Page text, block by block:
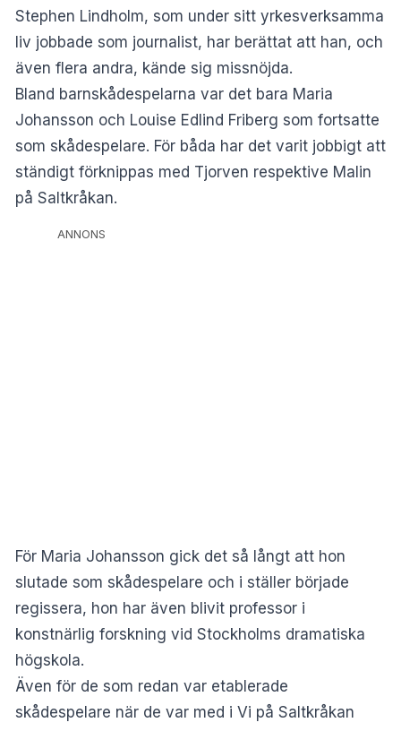
Stephen Lindholm, som under sitt yrkesverksamma
liv jobbade som journalist, har berättat att han, och
även flera andra, kände sig missnöjda.
Bland barnskådespelarna var det bara Maria
Johansson och Louise Edlind Friberg som fortsatte
som skådespelare. För båda har det varit jobbigt att
ständigt förknippas med Tjorven respektive Malin
på Saltkråkan.
ANNONS
För Maria Johansson gick det så långt att hon
slutade som skådespelare och i ställer började
regissera, hon har även blivit professor i
konstnärlig forskning vid Stockholms dramatiska
högskola.
Även för de som redan var etablerade
skådespelare när de var med i Vi på Saltkråkan